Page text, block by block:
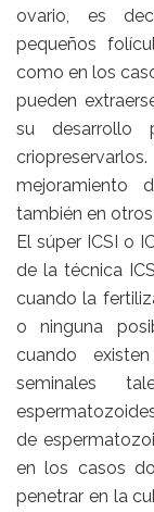
ovario, es
pequeños
como en los
pueden
su desarrollo
mejoramiento
también en
El súper ICSI o
de la técnica
cuando la
o ninguna
cuando
seminales
de
en los casos
penetrar en la